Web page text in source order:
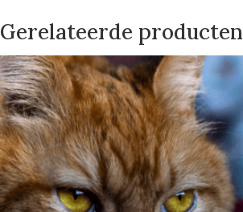
Gerelateerde producten